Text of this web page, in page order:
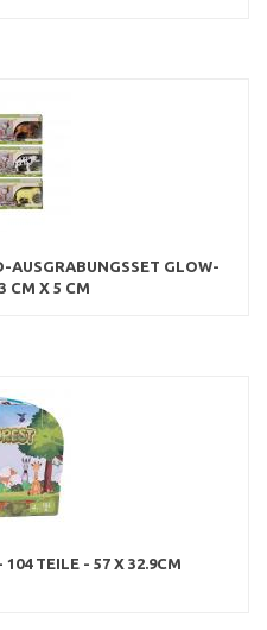
AUSGRABUNGSSET GLOW-
CM X 5 CM
TEILE - 57 X 32.9CM